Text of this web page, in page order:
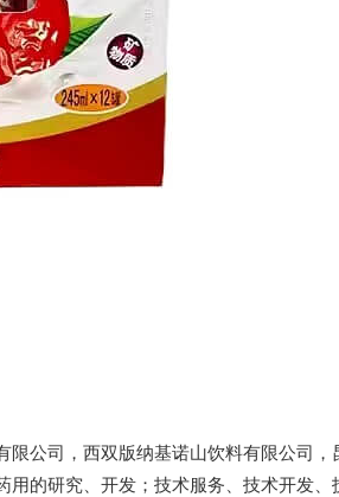
公司，西双版纳基诺山饮料有限公司
的研究、开发；技术服务、技术开发